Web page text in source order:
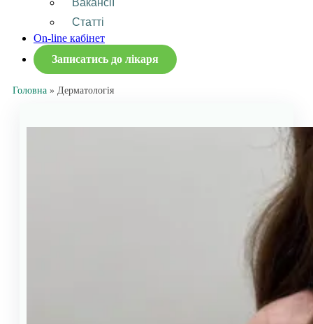
Вакансії
Статті
On-line кабінет
Записатись до лікаря
Головна » Дерматологія